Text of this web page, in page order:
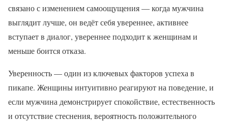
связано с изменением самоощущения — когда мужчина
выглядит лучше, он ведёт себя увереннее, активнее
вступает в диалог, увереннее подходит к женщинам и
меньше боится отказа.
Уверенность — один из ключевых факторов успеха в
пикапе. Женщины интуитивно реагируют на поведение, и
если мужчина демонстрирует спокойствие, естественность
и отсутствие стеснения, вероятность положительного